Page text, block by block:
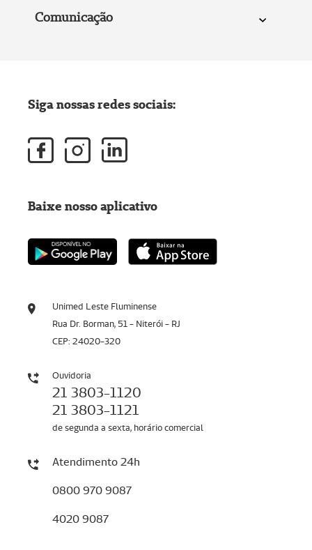
Comunicação
Unimed Leste Fluminense
Rua Dr. Borman, 51 - Niterói - RJ
CEP: 24020-320
Ouvidoria
21 3803-1120
21 3803-1121
de segunda a sexta, horário comercial
Atendimento 24h
0800 970 9087
4020 9087
Siga nossas redes sociais:
Baixe nosso aplicativo